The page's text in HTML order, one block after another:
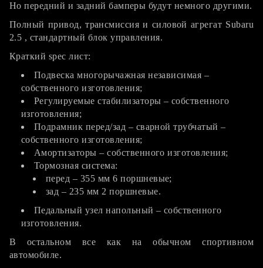
Но передний и задний бамперы будут немного другими.
Полный привод, трансмиссия и силовой агрегат Subaru
2.5 , стандартный блок управления.
Краткий spec лист:
Подвеска многорычажная независимая –
собственного изготовления;
Регулируемые стабилизаторы – собственного
изготовления;
Подрамник перед/зад – сварной трубчатый –
собственного изготовления;
Амортизаторы – собственного изготовления;
Тормозная система:
перед – 355 мм 6 поршневые;
зад – 235 мм 2 поршневые.
Педальный узел напольный – собственного
изготовления.
В остальном все как на обычном спортивном
автомобиле.